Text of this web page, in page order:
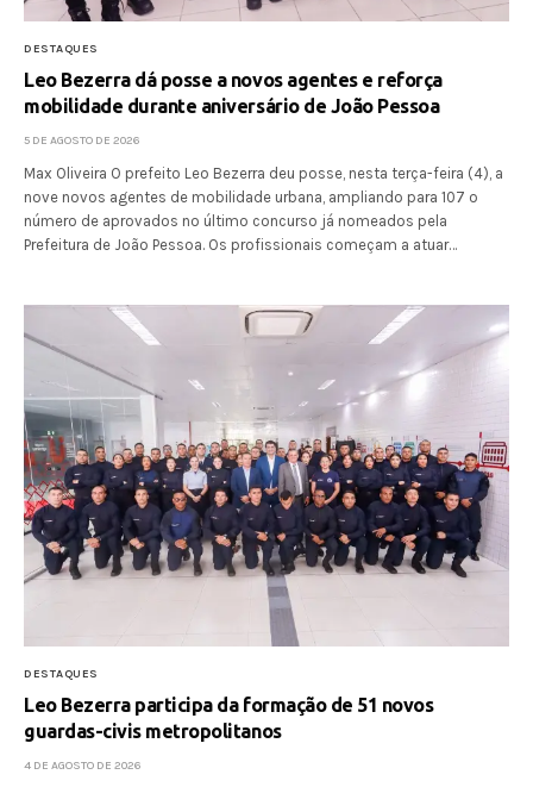
DESTAQUES
Leo Bezerra dá posse a novos agentes e reforça
mobilidade durante aniversário de João Pessoa
5 DE AGOSTO DE 2026
Max Oliveira O prefeito Leo Bezerra deu posse, nesta terça-feira (4), a
nove novos agentes de mobilidade urbana, ampliando para 107 o
número de aprovados no último concurso já nomeados pela
Prefeitura de João Pessoa. Os profissionais começam a atuar…
DESTAQUES
Leo Bezerra participa da formação de 51 novos
guardas-civis metropolitanos
4 DE AGOSTO DE 2026